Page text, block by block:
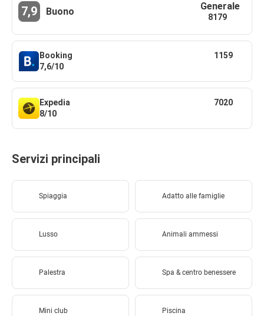
7,9 Buono Generale
8179
Booking
7,6/10
1159
Expedia
8/10
7020
Servizi principali
Spiaggia Adatto alle famiglie
Lusso Animali ammessi
Palestra Spa & centro benessere
Mini club Piscina